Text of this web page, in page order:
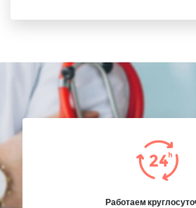
Работаем